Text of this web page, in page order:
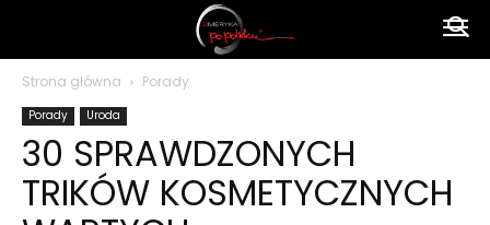
polsku
Strona główna Porady
Porady Uroda
30 SPRAWDZONYCH
TRIKÓW KOSMETYCZNYCH